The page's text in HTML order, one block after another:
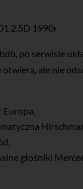
2.5D 1990r
po serwisie
otwiera, ale nie
głośniki